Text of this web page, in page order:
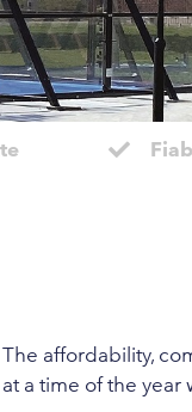
affordability,
a time of the year